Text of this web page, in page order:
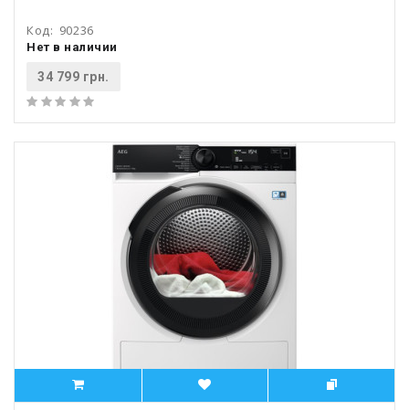
Код: 90236
Нет в наличии
34 799 грн.